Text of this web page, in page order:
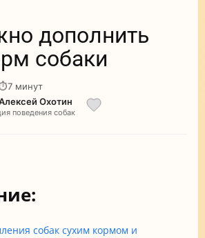
дополнить
собаки
7 минут
Охотин
поведения собак
собак сухим кормом и